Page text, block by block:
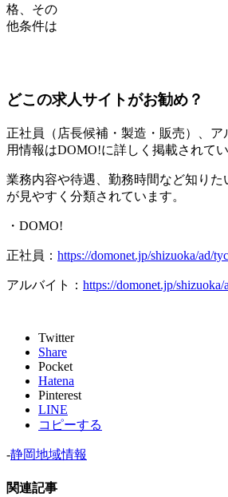
格、その
他条件は
どこの求人サイトがお勧め？
正社員（店長候補・製造・販売）、
用情報はDOMO!に詳しく掲載されてい
業務内容や待遇、勤務時間など知りた
が見やすく分類されています。
・ DOMO!
正社員： https://domonet.jp/shizuoka/ad/
アルバイト： https://domonet.jp/
Twitter
Share
Pocket
Hatena
Pinterest
LINE
コピーする
-静岡地域情報
関連記事